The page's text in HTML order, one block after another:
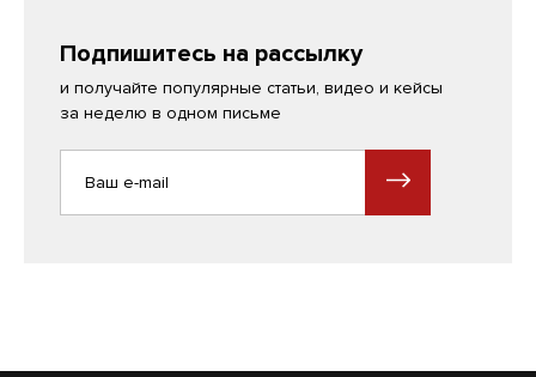
Подпишитесь на рассылку
и получайте популярные статьи, видео и кейсы
за неделю в одном письме